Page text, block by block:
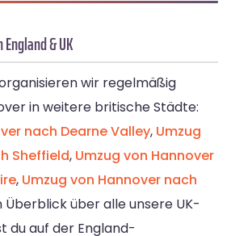
& UK
wir regelmäßig
in weitere britische Städte:
nach Dearne Valley, Umzug
Sheffield, Umzug von Hannover
, Umzug von Hannover nach
Überblick über alle unsere UK-
du auf der England-